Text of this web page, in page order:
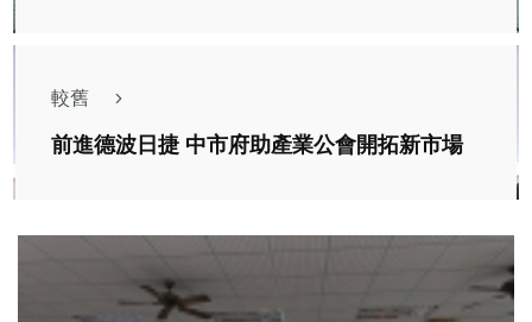
較舊
前進德波日捷 中市府助產業公會開拓新市場